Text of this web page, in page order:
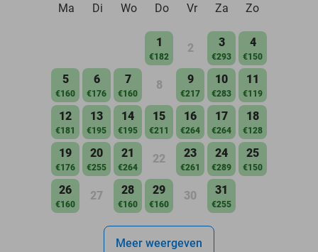
Ma
Di Wo Do Vr Za Zo
1
€182
2 3
€293
4
€150
5
€160
6
€176
7
€160
8 9
€217
10
€283
11
€119
12
€181
13
€195
14
€195
15
€211
16
€264
17
€264
18
€128
19
€176
20
€255
21
€264
22 23
€261
24
€289
25
€150
26
€160
27 28
€160
29
€160
30 31
€255
Meer weergeven